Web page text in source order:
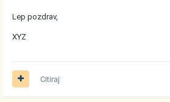
Lep pozdrav,
XYZ
Citiraj